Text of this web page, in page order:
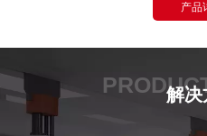
产品
解决